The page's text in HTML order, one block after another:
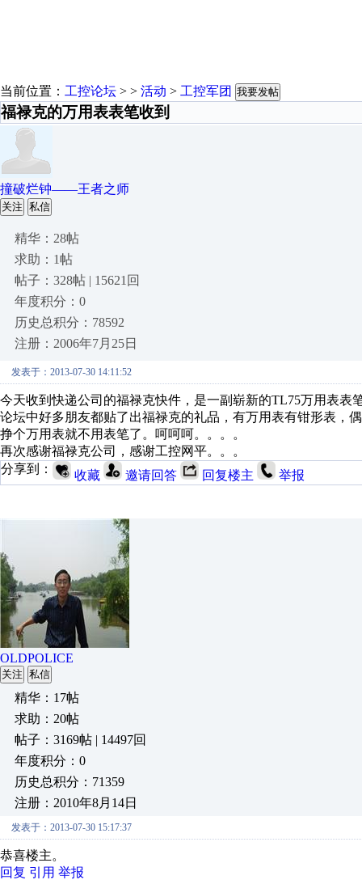
当前位置： 工控论坛 > > 活动 > 工控军团 我要发帖
福禄克的万用表表笔收到
撞破烂钟——王者之师
关注 私信
精华：28帖
求助：1帖
帖子：328帖 | 15621回
年度积分：0
历史总积分：78592
注册：2006年7月25日
发表于：2013-07-30 14:11:52
今天收到快递公司的福禄克快件，是一副崭新的TL75万用表表
论坛中好多朋友都贴了出福禄克的礼品，有万用表有钳形表，
挣个万用表就不用表笔了。呵呵呵。。。。
再次感谢福禄克公司，感谢工控网平。。。
分享到：
收藏 邀请回答 回复楼主 举报
OLDPOLICE
关注 私信
精华：17帖
求助：20帖
帖子：3169帖 | 14497回
年度积分：0
历史总积分：71359
注册：2010年8月14日
发表于：2013-07-30 15:17:37
恭喜楼主。
回复 引用 举报